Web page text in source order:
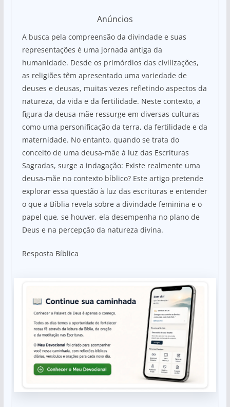
Anúncios
A busca pela compreensão da divindade e suas
representações é uma jornada antiga da
humanidade. Desde os primórdios das civilizações,
as religiões têm apresentado uma variedade de
deuses e deusas, muitas vezes refletindo aspectos da
natureza, da vida e da fertilidade. Neste contexto, a
figura da deusa-mãe ressurge em diversas culturas
como uma personificação da terra, da fertilidade e da
maternidade. No entanto, quando se trata do
conceito de uma deusa-mãe à luz das Escrituras
Sagradas, surge a indagação: Existe realmente uma
deusa-mãe no contexto bíblico? Este artigo pretende
explorar essa questão à luz das escrituras e entender
o que a Bíblia revela sobre a divindade feminina e o
papel que, se houver, ela desempenha no plano de
Deus e na percepção da natureza divina.
Resposta Bíblica